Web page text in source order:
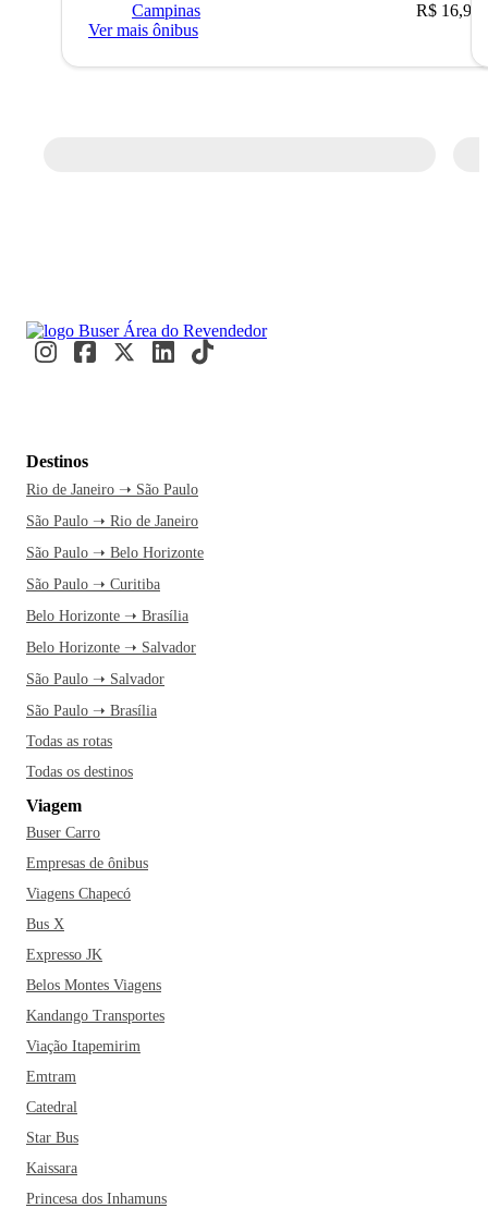
Campinas
R$ 16,90
Ver mais ônibus
Destinos
Rio de Janeiro ➝ São Paulo
São Paulo ➝ Rio de Janeiro
São Paulo ➝ Belo Horizonte
São Paulo ➝ Curitiba
Belo Horizonte ➝ Brasília
Belo Horizonte ➝ Salvador
São Paulo ➝ Salvador
São Paulo ➝ Brasília
Todas as rotas
Todas os destinos
Viagem
Buser Carro
Empresas de ônibus
Viagens Chapecó
Bus X
Expresso JK
Belos Montes Viagens
Kandango Transportes
Viação Itapemirim
Emtram
Catedral
Star Bus
Kaissara
Princesa dos Inhamuns